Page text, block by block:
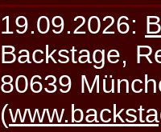
19.09.2026:
Backstage,
80639
(